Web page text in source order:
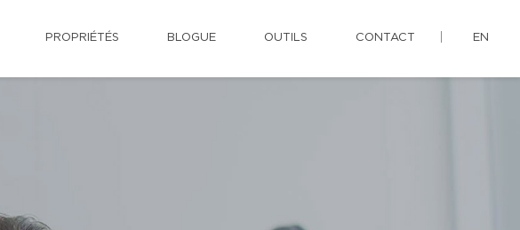
PROPRIÉTÉS BLOGUE OUTILS CONTACT EN